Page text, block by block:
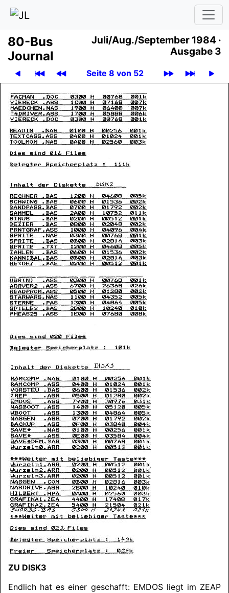
80-Bus
Journal
Juli/Aug./September 1984 ·
Ausgabe 3
Seite 8 von 52
ZU DISK3
Endlich hat es einer geschafft: EMDOS liegt im ZEAP